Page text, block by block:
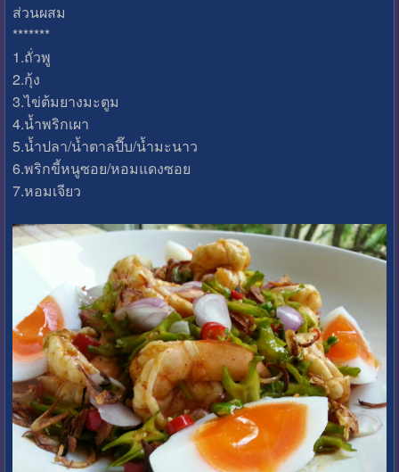
ส่วนผสม
*******
1.ถั่วพู
2.กุ้ง
3.ไข่ต้มยางมะตูม
4.น้ำพริกเผา
5.น้ำปลา/น้ำตาลปี๊บ/น้ำมะนาว
6.พริกขี้หนูซอย/หอมแดงซอย
7.หอมเจียว